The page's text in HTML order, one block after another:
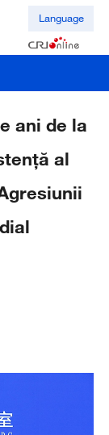
Language
ani de la
al